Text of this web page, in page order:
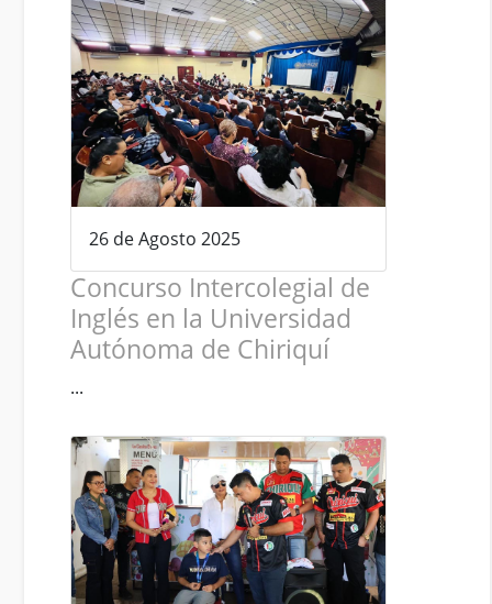
26 de Agosto 2025
Concurso Intercolegial de
Inglés en la Universidad
Autónoma de Chiriquí
...